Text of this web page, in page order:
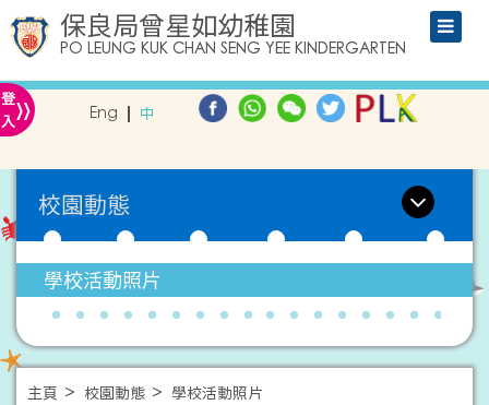
保良局曾星如幼稚園
PO LEUNG KUK CHAN SENG YEE KINDERGARTEN
登
入» Eng 中
校園動態
學校活動照片
主頁 校園動態 學校活動照片